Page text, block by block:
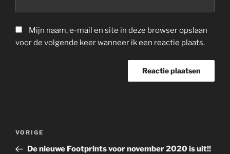
Mijn naam, e-mail en site in deze browser opslaan
voor de volgende keer wanneer ik een reactie plaats.
Berichtnavigatie
Vorig
bericht
VORIGE
De nieuwe Footprints voor november 2020 is uit!!